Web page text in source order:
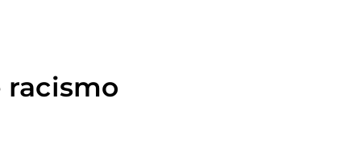
racismo